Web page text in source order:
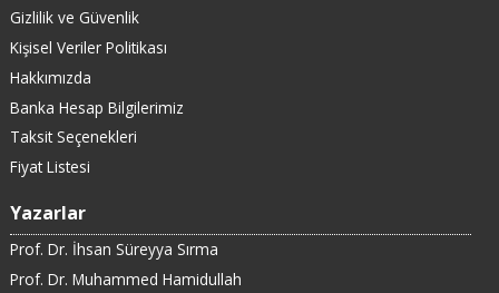
Gizlilik ve Güvenlik
Kişisel Veriler Politikası
Hakkımızda
Banka Hesap Bilgilerimiz
Taksit Seçenekleri
Fiyat Listesi
Yazarlar
Prof. Dr. İhsan Süreyya Sırma
Prof. Dr. Muhammed Hamidullah